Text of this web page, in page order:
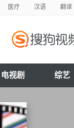
医疗 汉语 翻译
电视剧 综艺